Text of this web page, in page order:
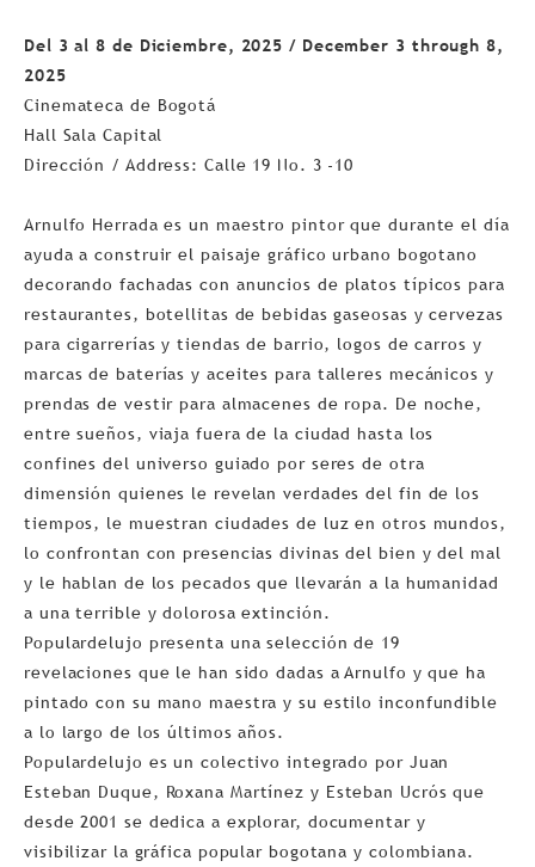
Del 3 al 8 de Diciembre, 2025 / December 3 through 8,
2025
Cinemateca de Bogotá
Hall Sala Capital
Dirección / Address: Calle 19 No. 3 -10
Arnulfo Herrada es un maestro pintor que durante el día
ayuda a construir el paisaje gráfico urbano bogotano
decorando fachadas con anuncios de platos típicos para
restaurantes, botellitas de bebidas gaseosas y cervezas
para cigarrerías y tiendas de barrio, logos de carros y
marcas de baterías y aceites para talleres mecánicos y
prendas de vestir para almacenes de ropa. De noche,
entre sueños, viaja fuera de la ciudad hasta los
confines del universo guiado por seres de otra
dimensión quienes le revelan verdades del fin de los
tiempos, le muestran ciudades de luz en otros mundos,
lo confrontan con presencias divinas del bien y del mal
y le hablan de los pecados que llevarán a la humanidad
a una terrible y dolorosa extinción.
Populardelujo presenta una selección de 19
revelaciones que le han sido dadas a Arnulfo y que ha
pintado con su mano maestra y su estilo inconfundible
a lo largo de los últimos años.
Populardelujo es un colectivo integrado por Juan
Esteban Duque, Roxana Martínez y Esteban Ucrós que
desde 2001 se dedica a explorar, documentar y
visibilizar la gráfica popular bogotana y colombiana.